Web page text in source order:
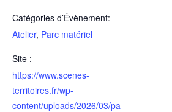
Catégories d’Évènement:
Atelier, Parc matériel
Site :
https://www.scenes-
territoires.fr/wp-
content/uploads/2026/03/pa